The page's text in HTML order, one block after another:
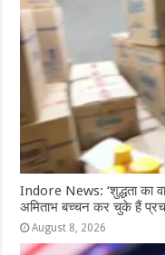
Indore News: ‘शुद्धता का
अमिताभ बच्चन कर चुके हैं
August 8, 2026